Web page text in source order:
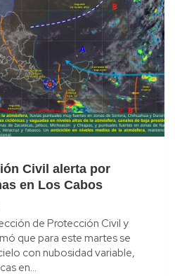
Civil alerta por
en Los Cabos
de Protección Civil y
que para este martes se
con nubosidad variable,
en…